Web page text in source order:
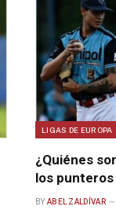
LIGAS DE EUROPA
¿Quiénes
los punteros
BY ABEL ZALDÍVAR